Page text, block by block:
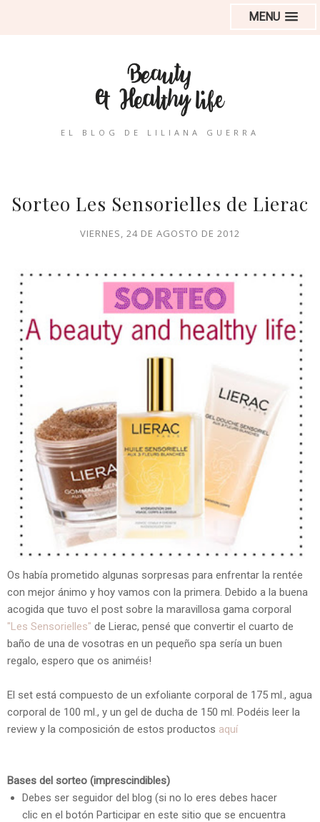
MENU
EL BLOG DE LILIANA GUERRA
Sorteo Les Sensorielles de Lierac
VIERNES, 24 DE AGOSTO DE 2012
Os había prometido algunas sorpresas para enfrentar la rentée
con mejor ánimo y hoy vamos con la primera. Debido a la buena
acogida que tuvo el post sobre la maravillosa gama corporal
"Les Sensorielles" de Lierac, pensé que convertir el cuarto de
baño de una de vosotras en un pequeño spa sería un buen
regalo, espero que os animéis!
El set está compuesto de un exfoliante corporal de 175 ml., agua
corporal de 100 ml., y un gel de ducha de 150 ml. Podéis leer la
review y la composición de estos productos aquí
Bases del sorteo (imprescindibles)
Debes ser seguidor del blog (si no lo eres debes hacer
clic en el botón Participar en este sitio que se encuentra